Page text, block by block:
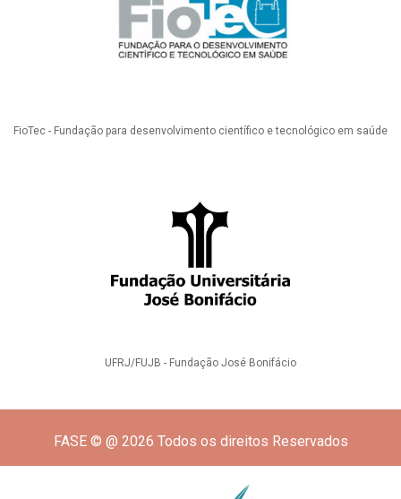
FioTec - Fundação para desenvolvimento científico e tecnológico em saúde
UFRJ/FUJB - Fundação José Bonifácio
FASE © @ 2026 Todos os direitos Reservados